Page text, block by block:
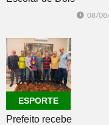
08/
ESPORTE
Prefeito recebe